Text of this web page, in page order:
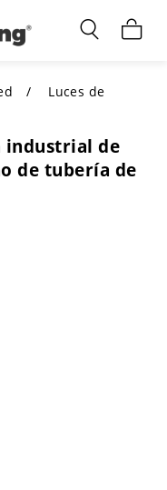
Luces de
industrial de
de tubería de